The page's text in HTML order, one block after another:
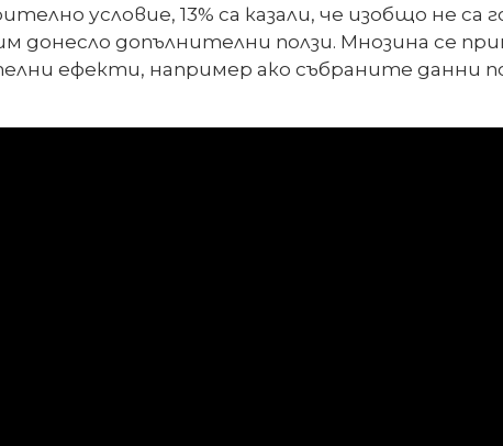
условие, 13% са казали, че изобщо не
донесло допълнителни ползи. Мнозина се
ефекти, например ако събраните данни